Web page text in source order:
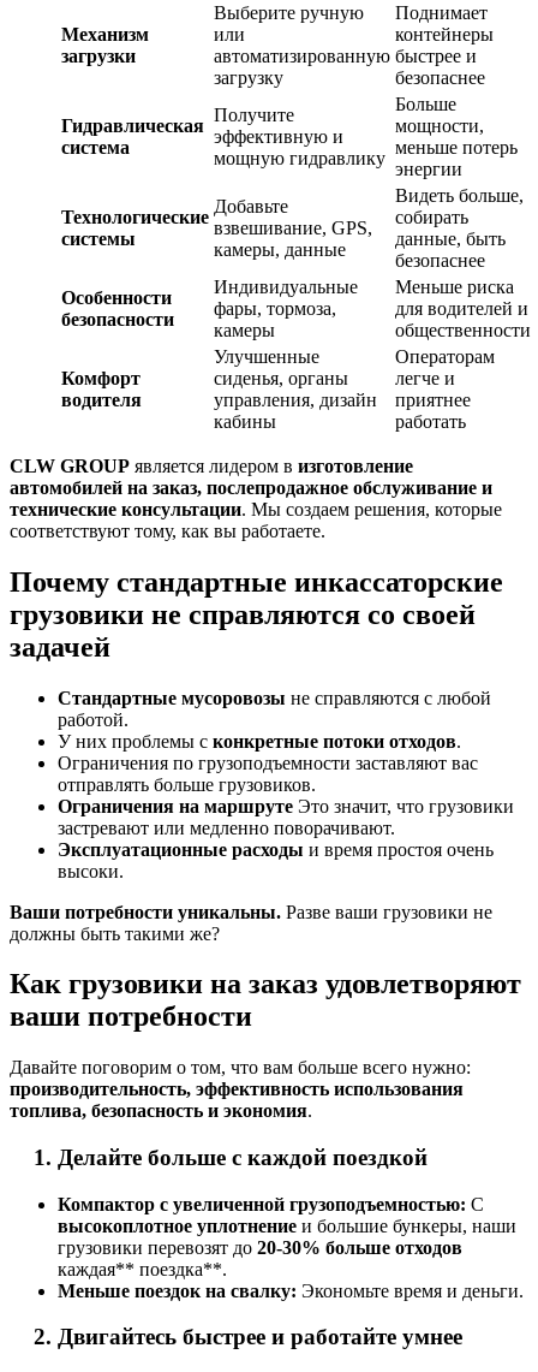
Механизм
загрузки
Выберите ручную
или
автоматизированную
загрузку
Поднимает
контейнеры
быстрее и
безопаснее
Гидравлическая
система
Получите
эффективную и
мощную гидравлику
Больше
мощности,
меньше потерь
энергии
Технологические
системы
Добавьте
взвешивание, GPS,
камеры, данные
Видеть больше,
собирать
данные, быть
безопаснее
Особенности
безопасности
Индивидуальные
фары, тормоза,
камеры
Меньше риска
для водителей и
общественности
Комфорт
водителя
Улучшенные
сиденья, органы
управления, дизайн
кабины
Операторам
легче и
приятнее
работать
CLW GROUP является лидером в изготовление
автомобилей на заказ, послепродажное обслуживание и
технические консультации. Мы создаем решения, которые
соответствуют тому, как вы работаете.
Почему стандартные инкассаторские
грузовики не справляются со своей
задачей
Стандартные мусоровозы не справляются с любой
работой.
У них проблемы с конкретные потоки отходов.
Ограничения по грузоподъемности заставляют вас
отправлять больше грузовиков.
Ограничения на маршруте Это значит, что грузовики
застревают или медленно поворачивают.
Эксплуатационные расходы и время простоя очень
высоки.
Ваши потребности уникальны. Разве ваши грузовики не
должны быть такими же?
Как грузовики на заказ удовлетворяют
ваши потребности
Давайте поговорим о том, что вам больше всего нужно:
производительность, эффективность использования
топлива, безопасность и экономия.
Делайте больше с каждой поездкой
Компактор с увеличенной грузоподъемностью: С
высокоплотное уплотнение и большие бункеры, наши
грузовики перевозят до 20-30% больше отходов
каждая** поездка**.
Меньше поездок на свалку: Экономьте время и деньги.
Двигайтесь быстрее и работайте умнее